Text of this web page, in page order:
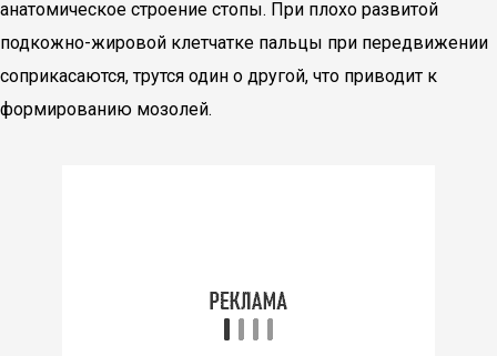
анатомическое строение стопы. При плохо развитой
подкожно-жировой клетчатке пальцы при передвижении
соприкасаются, трутся один о другой, что приводит к
формированию мозолей.